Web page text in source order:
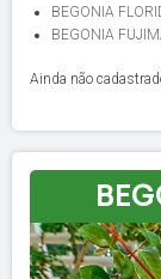
BEGONIA
BEGONIA
Ainda não